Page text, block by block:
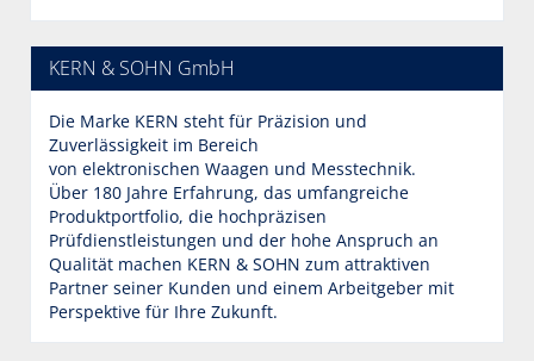
KERN & SOHN GmbH
Die Marke KERN steht für Präzision und
Zuverlässigkeit im Bereich
von elektronischen Waagen und Messtechnik.
Über 180 Jahre Erfahrung, das umfangreiche
Produktportfolio, die hochpräzisen
Prüfdienstleistungen und der hohe Anspruch an
Qualität machen KERN & SOHN zum attraktiven
Partner seiner Kunden und einem Arbeitgeber mit
Perspektive für Ihre Zukunft.